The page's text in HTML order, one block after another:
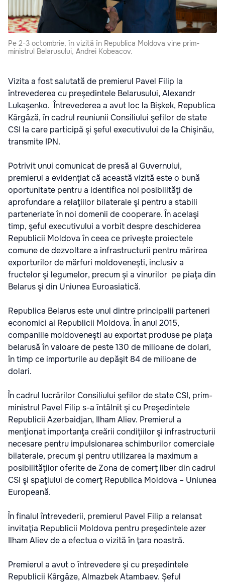
Pe 2-3 octombrie, în vizită în Republica Moldova vine prim-
ministrul Belarusului, Andrei Kobeacov.
Vizita a fost salutată de premierul Pavel Filip la
întrevederea cu preşedintele Belarusului, Alexandr
Lukaşenko. Întrevederea a avut loc la Bişkek, Republica
Kârgâză, în cadrul reuniunii Consiliului şefilor de state
CSI la care participă şi şeful executivului de la Chişinău,
transmite IPN.
Potrivit unui comunicat de presă al Guvernului,
premierul a evidenţiat că această vizită este o bună
oportunitate pentru a identifica noi posibilităţi de
aprofundare a relaţiilor bilaterale şi pentru a stabili
parteneriate în noi domenii de cooperare. În acelaşi
timp, şeful executivului a vorbit despre deschiderea
Republicii Moldova în ceea ce priveşte proiectele
comune de dezvoltare a infrastructurii pentru mărirea
exporturilor de mărfuri moldoveneşti, inclusiv a
fructelor şi legumelor, precum şi a vinurilor pe piaţa din
Belarus şi din Uniunea Euroasiatică.
Republica Belarus este unul dintre principalii parteneri
economici ai Republicii Moldova. În anul 2015,
companiile moldoveneşti au exportat produse pe piaţa
belarusă în valoare de peste 130 de milioane de dolari,
în timp ce importurile au depăşit 84 de milioane de
dolari.
În cadrul lucrărilor Consiliului şefilor de state CSI, prim-
ministrul Pavel Filip s-a întâlnit şi cu Preşedintele
Republicii Azerbaidjan, Ilham Aliev. Premierul a
menţionat importanţa creării condiţiilor şi infrastructurii
necesare pentru impulsionarea schimburilor comerciale
bilaterale, precum şi pentru utilizarea la maximum a
posibilităţilor oferite de Zona de comerţ liber din cadrul
CSI şi spaţiului de comerţ Republica Moldova – Uniunea
Europeană.
În finalul întrevederii, premierul Pavel Filip a relansat
invitaţia Republicii Moldova pentru preşedintele azer
Ilham Aliev de a efectua o vizită în ţara noastră.
Premierul a avut o întrevedere şi cu preşedintele
Republicii Kârgâze, Almazbek Atambaev. Şeful